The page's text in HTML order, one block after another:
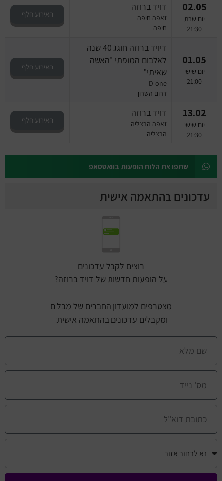
02.05
יום שבת
21:30
דויד ברוזה
זאפה חיפה
חיפה
האירוע חלף
01.05
יום שישי
21:00
דיויד ברוזה חוגג 40 שנה
לאלבום המופתי "האשה
שאיתי"
D-one
דרום השרון
האירוע חלף
13.02
יום שישי
21:30
דויד ברוזה
זאפה הרצליה
הרצליה
האירוע חלף
שתפו את הלוח הופעות בוואטסאפ
עדכונים בהתאמה אישית
רוצים לקבל עדכונים
על הופעות חדשות של דויד ברוזה?
מצטרפים למועדון החברים של מבלים
ומקבלים עדכונים בהתאמה אישית: